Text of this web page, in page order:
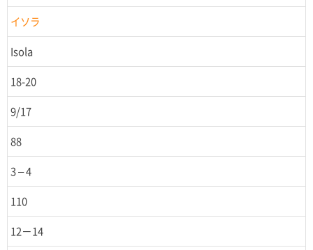
イソラ
Isola
18-20
9/17
88
3 – 4
110
12－14